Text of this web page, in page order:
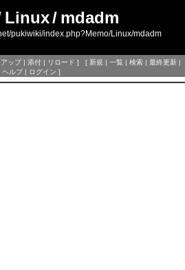
Linux/ mdadm
pukiwiki/index.php?Memo/Linux/mdadm
ップ| 添付 | リロード ] [ 新規 | 一覧 | 検索 | 最終更新 |
ヘルプ| ログイン ]